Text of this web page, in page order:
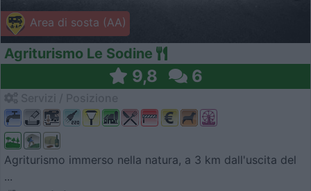
Area di sosta (AA)
Agriturismo Le Sodine
9,8 6
Agriturismo immerso nella natura, a 3 km dall'uscita del
...